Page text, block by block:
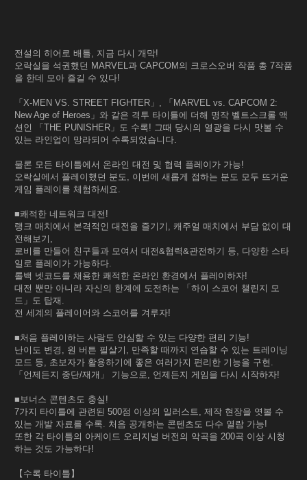
전설의 히어로 배틀, 지금 다시 개막!
오락실을 석권했던 MARVEL과 CAPCOM의 크로스오버 작품 총 7작품
을 한데 모아 즐길 수 있다!
「X-MEN VS. STREET FIGHTER」, 「MARVEL vs. CAPCOM 2:
New Age of Heroes」와 같은 격투 타이틀에 더해 명작 벨트스크롤 액
션인 「THE PUNISHER」도 수록! 그때 당시의 열광을 다시 맛볼 수
있는 라인업이 망라되어 수록되었습니다.
물론 모든 타이틀에서 온라인 대전 및 협력 플레이가 가능!
오락실에서 플레이했던 분도, 이번에 새롭게 접하는 분도 모두 뜨거운
게임 플레이를 체험하세요.
■쾌적한 네트워크 대전!
랭크 매치에서 본격적인 대전을 즐기기, 캐주얼 매치에서 부담 없이 대
전해보기,
로비를 만들어 친구들과 모여서 대전&협력&관전하기 등, 다양한 스타
일로 플레이가 가능하다.
롤백 넷코드를 채용한 쾌적한 온라인 환경에서 플레이하자!
대전 뿐만 아니라 자신의 한계에 도전하는 「하이 스코어 챌린지 모
드」도 탑재.
전 세계의 플레이어와 스코어를 겨루자!
■처음 플레이하는 사람도 안심할 수 있는 다양한 편리 기능!
난이도 변경, 원 버튼 필살기, 만족할 때까지 연습할 수 있는 트레이닝
모드 등, 초보자가 활용하기에 좋은 여러가지 편리한 기능을 구현.
「언제든지 중단/재개」 기능으로, 언제든지 게임을 다시 시작하자!
■보너스 콘텐츠도 충실!
7가지 타이틀에 관련된 500점 이상의 일러스트, 제작 현장을 엿볼 수
있는 개발 자료를 수록. 처음 공개하는 콘텐츠도 다수 열람 가능!
또한 각 타이틀의 아케이드 오리지널 버전의 악곡을 200곡 이상 시청
하는 것도 가능하다!
【수록 타이틀】